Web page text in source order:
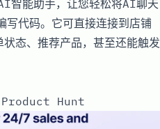
能助手，让您轻松将AI聊天
写代码。它可直接连接到店铺
态、推荐产品，甚至还能触发
Hunt